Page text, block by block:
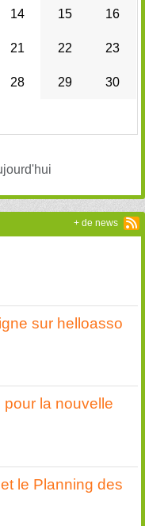
14 15 16
21 22 23
28 29 30
sur helloasso
la nouvelle
le Planning des
+ de news